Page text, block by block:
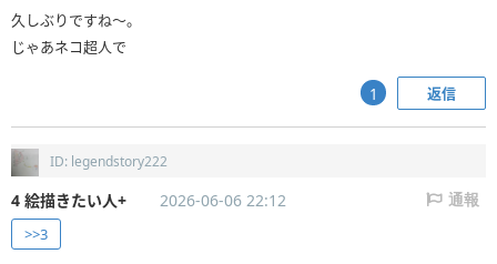
久しぶりですね〜。
じゃあネコ超人で
返信
1
ID: legendstory222
4 絵描きたい人+ 2026-06-06 22:12 通報
>>3